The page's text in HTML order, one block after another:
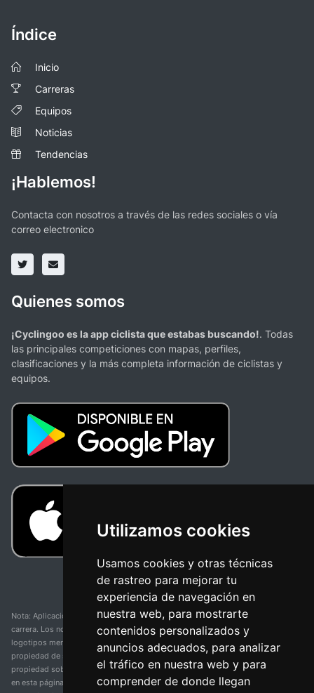
Utilizamos cookies
Usamos cookies y otras técnicas
de rastreo para mejorar tu
experiencia de navegación en
nuestra web, para mostrarte
contenidos personalizados y
anuncios adecuados, para analizar
el tráfico en nuestra web y para
comprender de donde llegan
Índice
Inicio
Carreras
Equipos
Noticias
Tendencias
¡Hablemos!
Contacta con nosotros a través de las redes sociales o vía
correo electronico
Quienes somos
¡Cyclingoo es la app ciclista que estabas buscando!. Todas
las principales competiciones con mapas, perfiles,
clasificaciones y la más completa información de ciclistas y
equipos.
Nota: Aplicación y web no oficial y no relacionada con ninguna organización o
carrera. Los nombres de equipos, competiciones, marcas comerciales y
logotipos mencionados en esta página de resultados de ciclismo son
propiedad de sus respectivos dueños. No tenemos afiliación, patrocinio ni
propiedad sobre estas marcas comerciales. Toda la información proporcionada
en esta página se presenta únicamente con fines informativos y para la